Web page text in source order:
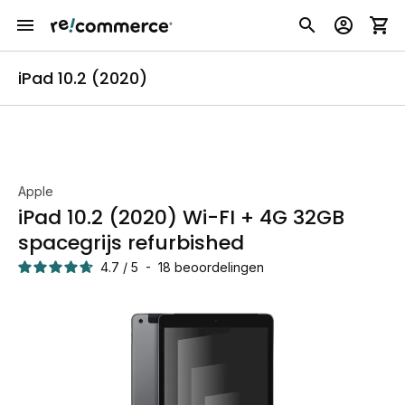
iPad 10.2 (2020)
Apple
iPad 10.2 (2020) Wi-FI + 4G 32GB
spacegrijs refurbished
4.7 / 5 - 18 beoordelingen